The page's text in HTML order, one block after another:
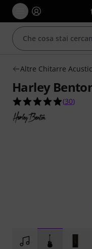
Altre Chitarre
Harley Benton
4.9 su 5
(30)